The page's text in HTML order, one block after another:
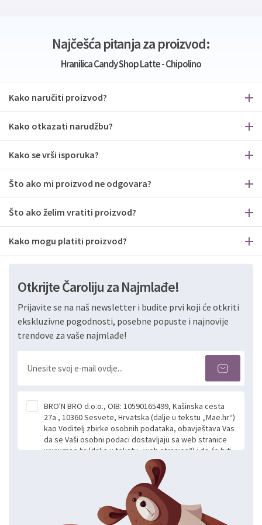
Najčešća pitanja za proizvod:
Hranilica Candy Shop Latte - Chipolino
Kako naručiti proizvod?
Kako otkazati narudžbu?
Kako se vrši isporuka?
Što ako mi proizvod ne odgovara?
Što ako želim vratiti proizvod?
Kako mogu platiti proizvod?
Otkrijte Čaroliju za Najmlađe!
Prijavite se na naš newsletter i budite prvi koji će otkriti
ekskluzivne pogodnosti, posebne popuste i najnovije
trendove za vaše najmlađe!
BRO'N BRO d.o.o., OIB: 10590165499, Kašinska cesta
27a , 10360 Sesvete, Hrvatska (dalje u tekstu „Mae.hr“)
kao Voditelj zbirke osobnih podataka, obavještava Vas
da se Vaši osobni podaci dostavljaju sa web stranice
www.mae.hr (dalje u tekstu „web stranice“) i da će biti
obrađeni. Prihvaćanjem ove Izjave smatra se da
slobodno i izričito dajete privolu za prikupljanje i daljnju
obradu Vaših osobnih podataka koje ustupate Mae.hr
putem ovih web stranica u svrhu odgovora i daljnje
komunikacije na Vaš upit poslan kroz kontakt obrazac.
Radi se o dobrovoljnom davanju podataka te ovu